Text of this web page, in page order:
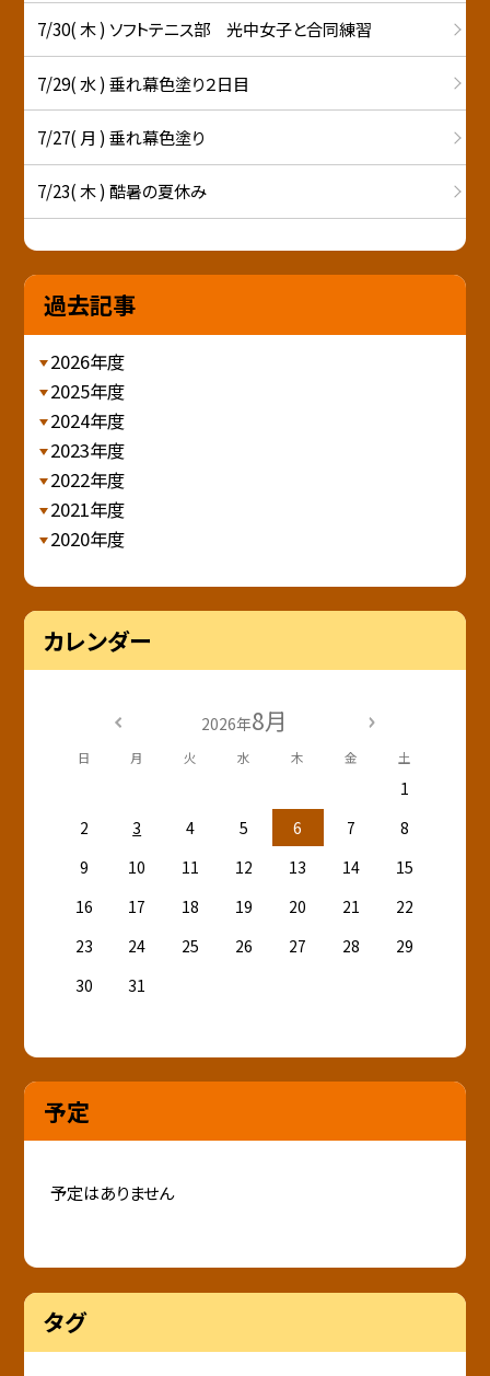
7/30( 木 ) ソフトテニス部 光中女子と合同練習
7/29( 水 ) 垂れ幕色塗り２日目
7/27( 月 ) 垂れ幕色塗り
7/23( 木 ) 酷暑の夏休み
過去記事
2026年度
2025年度
2024年度
2023年度
2022年度
2021年度
2020年度
カレンダー
2026年8月
日 月 火 水 木 金 土
1
2
3 4 5 6 7
8
9
10 11 12 13 14
15
16
17 18 19 20 21
22
23
24 25 26 27 28
29
30
31
予定
予定はありません
タグ